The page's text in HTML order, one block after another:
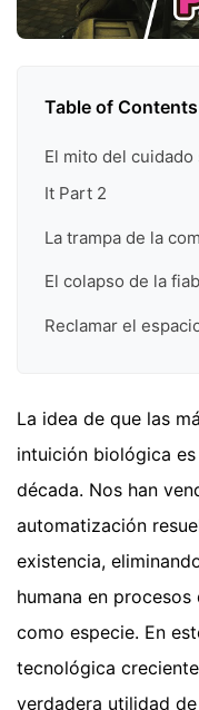
Table of Contents
El mito del
It Part 2
La trampa de la
El colapso de la
Reclamar el
La idea de que las
intuición biológica
década. Nos han
automatización
existencia,
humana en
como especie. En
tecnológica
verdadera utilidad